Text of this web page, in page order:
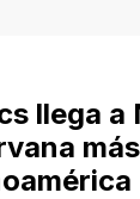
llega a
más